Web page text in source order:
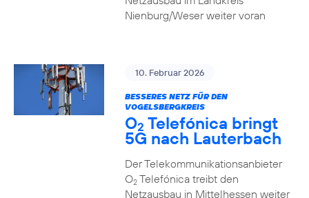
Nienburg/Weser weiter voran
10. Februar 2026
BESSERES NETZ FÜR DEN
VOGELSBERGKREIS
O2 Telefónica bringt
5G nach Lauterbach
Der Telekommunikationsanbieter
O2Telefónica treibt den
Netzausbau in Mittelhessen weiter